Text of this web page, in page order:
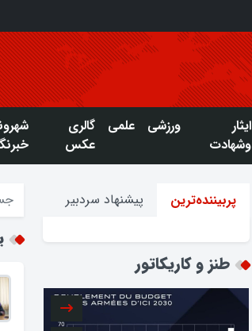
ایثار
وشهادت
ورزشی علمی
گالری
عکس
پربیننده‌ترین پیشنهاد سردبیر
طنز و کاریکاتور